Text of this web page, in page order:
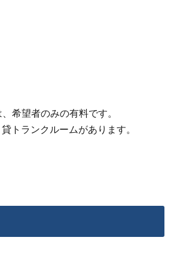
希望者のみの有料です。
トランクルームがあります。